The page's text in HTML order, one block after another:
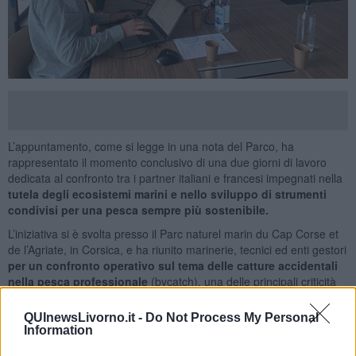
QUInewsLivorno.it - Do Not Process My Personal
Information
L’appuntamento, come si legge in una nota del Parco, ha
rappresentato il momento conclusivo di una due giorni di lavoro
dedicata al confronto tra i partner italiani e francesi impegnati nella
tutela degli ecosistemi marini e nello sviluppo di strumenti
condivisi per una pesca sempre più sostenibile.
L’iniziativa si è svolta presso il Parc naturel marin du Cap Corse et
de l’Agriate, in Corsica, e ha riunito marinerie, tecnici ed enti gestori
per un confronto operativo sul tema delle catture accidentali
nella pesca professionale (bycatch), una delle principali criticità
Il progetto Talassa è coordinato dalla Regione Autonoma della